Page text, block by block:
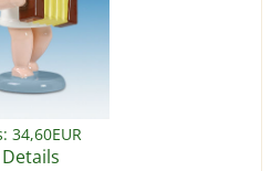
34,60EUR
Details